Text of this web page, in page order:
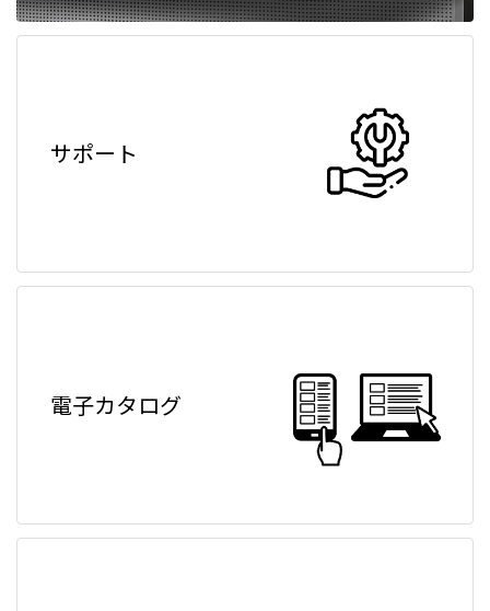
サポート
電子カタログ